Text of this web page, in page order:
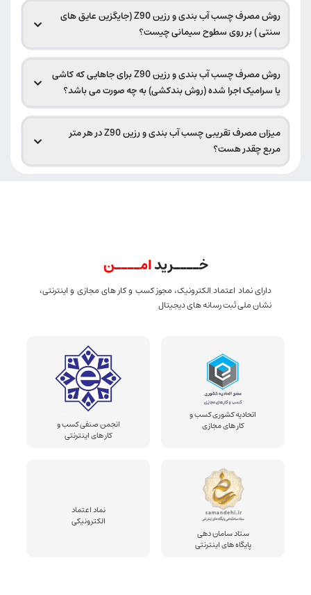
روش مصرف چسب آب بندی و رزین Z90 (جایگزین عایق های
سنتی ) بر روی سطوح سیمانی چیست؟
روش مصرف چسب آب بندی و رزین Z90 برای جاهایی که کاشی
یا سرامیک اجرا شده (روش بندکشی) به چه صورت می باشد؟
میزان مصرف تقریبی چسب آب بندی و رزین Z90 در هر متر
مربع چقدر هست؟
خــــریدامــــن
دارای نماد اعتماد الکترونیک، مجوز کسب و کار های مجازی و اینترنتی،
نشان ملی ثبت رسانه های دیجیتال
اتحادیه کشوری کسب و
کار های مجازی
انجمن صنفی کسب و
کار های اینترنتی
ستاد سامان دهی
پایگاه های اینترنتی
نماد اعتماد
الکترونیکی